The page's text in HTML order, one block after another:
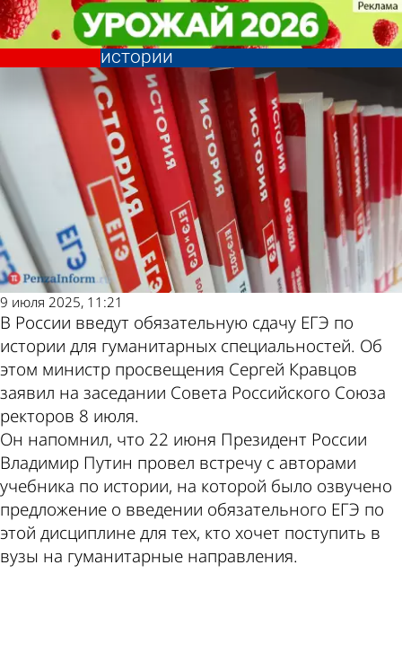
Для ряда выпускников введут
обязательную сдачу ЕГЭ по
истории
Учеба
9 июля 2025, 11:21
В России введут обязательную сдачу ЕГЭ по
истории для гуманитарных специальностей. Об
этом министр просвещения Сергей Кравцов
заявил на заседании Совета Российского Союза
ректоров 8 июля.
Он напомнил, что 22 июня Президент России
Владимир Путин провел встречу с авторами
учебника по истории, на которой было озвучено
предложение о введении обязательного ЕГЭ по
этой дисциплине для тех, кто хочет поступить в
вузы на гуманитарные направления.
Для ряда выпускников введут
обязательную сдачу ЕГЭ по
истории
Учеба
Другие новости
по теме
Погода и курсы
валют в Пензе